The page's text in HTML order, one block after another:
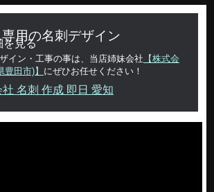
用の名刺デザイン
を見る
イン・工事の事は、当店姉妹会社 【株式会
田市)】 にぜひお任せください！